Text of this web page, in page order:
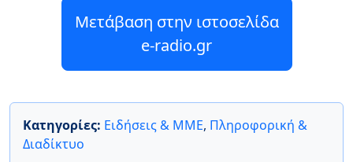
Μετάβαση στην ιστοσελίδα
e-radio.gr
Κατηγορίες: Ειδήσεις & ΜΜΕ, Πληροφορική &
Διαδίκτυο